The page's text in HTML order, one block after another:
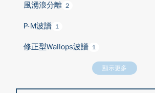
風湧浪分離 2
P-M波譜 1
修正型Wallops波譜 1
顯示更多